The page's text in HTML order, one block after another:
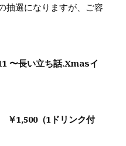
抽選になりますが、ご容
〜長い立ち話.Xmasイ
1,500（1ドリンク付